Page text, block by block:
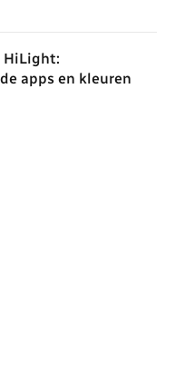
HiLight:
apps en kleuren